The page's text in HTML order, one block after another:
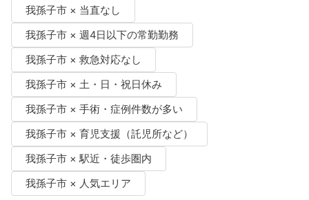
我孫子市 × 当直なし
我孫子市 × 週4日以下の常勤勤務
我孫子市 × 救急対応なし
我孫子市 × 土・日・祝日休み
我孫子市 × 手術・症例件数が多い
我孫子市 × 育児支援（託児所など）
我孫子市 × 駅近・徒歩圏内
我孫子市 × 人気エリア